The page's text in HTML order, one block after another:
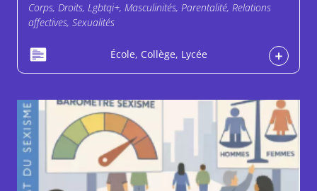
Corps, Droits, Lgbtqi+, Masculinités, Parentalité, Relations
affectives, Sexualités
École, Collège, Lycée